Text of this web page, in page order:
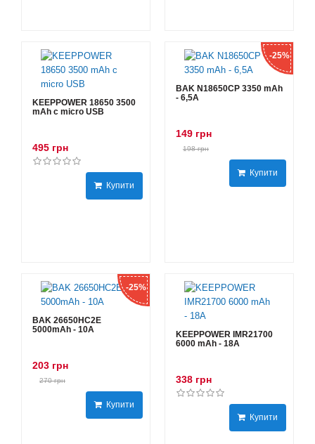
KEEPPOWER 18650 3500
mAh с micro USB
495 грн
Купити
-25%
BAK N18650CP 3350 mAh
- 6,5А
149 грн
198 грн
Купити
-25%
BAK 26650HC2E
5000mAh - 10А
203 грн
270 грн
Купити
KEEPPOWER IMR21700
6000 mAh - 18А
338 грн
Купити